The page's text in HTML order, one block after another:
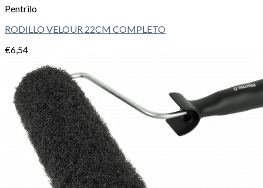
Pentrilo
RODILLO VELOUR 22CM COMPLETO
€6,54